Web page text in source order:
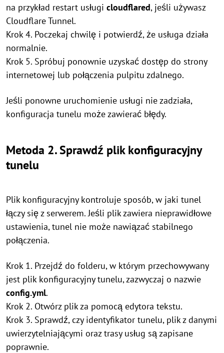
na przykład restart usługi cloudflared, jeśli używasz
Cloudflare Tunnel.
Krok 4. Poczekaj chwilę i potwierdź, że usługa działa
normalnie.
Krok 5. Spróbuj ponownie uzyskać dostęp do strony
internetowej lub połączenia pulpitu zdalnego.
Jeśli ponowne uruchomienie usługi nie zadziała,
konfiguracja tunelu może zawierać błędy.
Metoda 2. Sprawdź plik konfiguracyjny
tunelu
Plik konfiguracyjny kontroluje sposób, w jaki tunel
łączy się z serwerem. Jeśli plik zawiera nieprawidłowe
ustawienia, tunel nie może nawiązać stabilnego
połączenia.
Krok 1. Przejdź do folderu, w którym przechowywany
jest plik konfiguracyjny tunelu, zazwyczaj o nazwie
config.yml.
Krok 2. Otwórz plik za pomocą edytora tekstu.
Krok 3. Sprawdź, czy identyfikator tunelu, plik z danymi
uwierzytelniającymi oraz trasy usług są zapisane
poprawnie.